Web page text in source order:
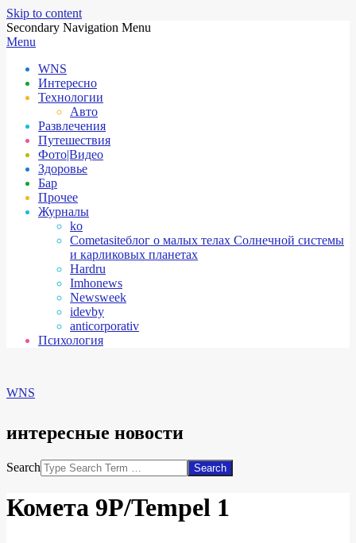
Skip to content
Secondary Navigation Menu
Menu
WNS
Интересно
Технологии
Авто
Развлечения
Путешествия
Фото|Видео
Здоровье
Бар
Прочее
Журналы
ko
Cometasiteблог о малых телах Солнечной системы
и карликовых планетах
Hardru
Imhonews
Newsweek
idevby
anticorporativ
Психология
WNS
интересные новости
Search
Комета 9P/Tempel 1